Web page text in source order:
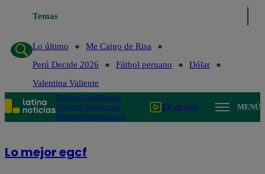
Temas
Lo último
Me Caigo de Risa
Perú Decide 2026
Fútbol peruano
Dólar
Valentina Valiente
PolíticaLimaMundo
Te ayudoTendencias
DeportesEspectáculos
TV en vivo MENÚ
Lo mejor egcf